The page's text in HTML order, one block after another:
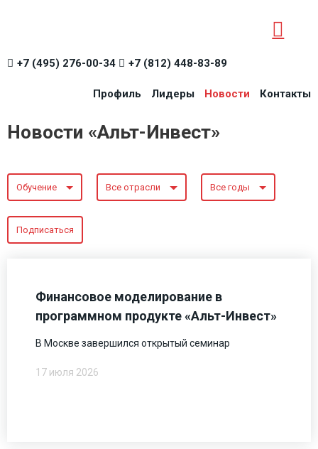
+7 (495) 276-00-34 +7 (812) 448-83-89
Профиль Лидеры Новости Контакты
Новости «Альт-Инвест»
Обучение Все отрасли Все годы
Подписаться
Финансовое моделирование в
программном продукте «Альт-Инвест»
В Москве завершился открытый семинар
17 июля 2026